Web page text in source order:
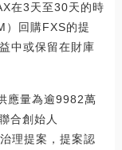
在3天至30天的時
）回購FXS的提
中或保留在財庫
應量為逾9982萬
合創始人
理提案，提案認